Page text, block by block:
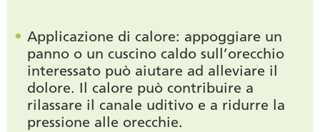
Applicazione di calore: appoggiare un
panno o un cuscino caldo sull’orecchio
interessato può aiutare ad alleviare il
dolore. Il calore può contribuire a
rilassare il canale uditivo e a ridurre la
pressione alle orecchie.